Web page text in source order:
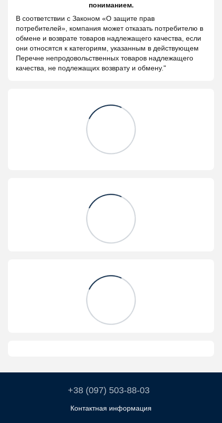
пониманием.
В соответствии с Законом «О защите прав
потребителей», компания может отказать потребителю в
обмене и возврате товаров надлежащего качества, если
они относятся к категориям, указанным в действующем
Перечне непродовольственных товаров надлежащего
качества, не подлежащих возврату и обмену."
+38 (097) 503-88-03
Контактная информация